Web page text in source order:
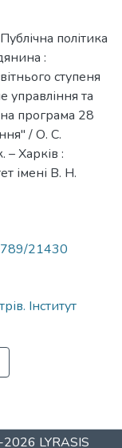
політика
:
ступеня
управління та
програма 28
/ О. С.
– Харків :
імені В. Н.
21430
Інститут
2026 LYRASIS